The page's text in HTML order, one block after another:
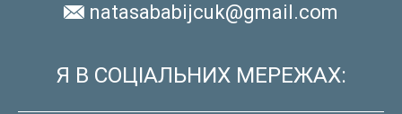
natasababijcuk@gmail.com
Я В СОЦІАЛЬНИХ МЕРЕЖАХ: